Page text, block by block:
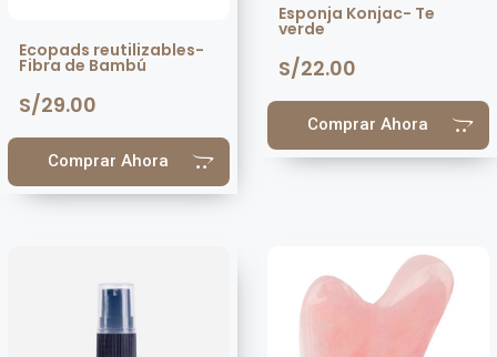
Ecopads reutilizables-
Fibra de Bambú
S/29.00
Comprar Ahora
Esponja Konjac- Te
verde
S/22.00
Comprar Ahora